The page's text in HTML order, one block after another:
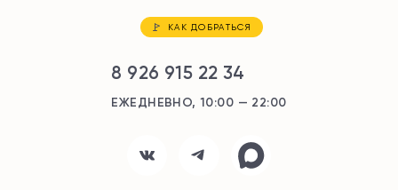
КАК ДОБРАТЬСЯ
8 926 915 22 34
ЕЖЕДНЕВНО, 10:00 — 22:00